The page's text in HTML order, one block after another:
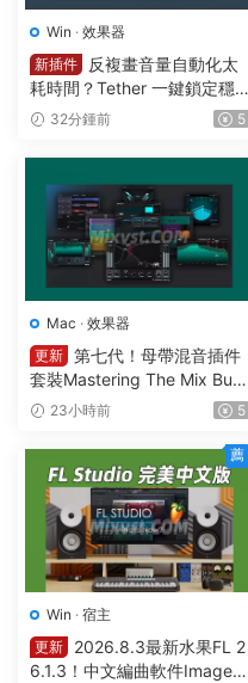
Win · 效果器
新插件
反複畫音量自動化太
耗時間？Tether 一鍵鎖定穩
定響度1可視化智能電平均衡
ones – Tether v 1.2.1 WIN
32分鍾前 5
Mac · 效果器
更新 第七代！母帶混音插件
套裝Mastering The Mix Bun
dle v2026.08.03 U2B MAC-
23小時前 5
Win · 宿主
更新
2026.8.3最新水果FL 2
6.1.3！中文編曲軟件Image-L
薦